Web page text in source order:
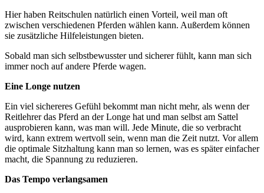
Hier haben Reitschulen natürlich einen Vorteil, weil man oft
zwischen verschiedenen Pferden wählen kann. Außerdem können
sie zusätzliche Hilfeleistungen bieten.
Sobald man sich selbstbewusster und sicherer fühlt, kann man sich
immer noch auf andere Pferde wagen.
Eine Longe nutzen
Ein viel sichereres Gefühl bekommt man nicht mehr, als wenn der
Reitlehrer das Pferd an der Longe hat und man selbst am Sattel
ausprobieren kann, was man will. Jede Minute, die so verbracht
wird, kann extrem wertvoll sein, wenn man die Zeit nutzt. Vor allem
die optimale Sitzhaltung kann man so lernen, was es später einfacher
macht, die Spannung zu reduzieren.
Das Tempo verlangsamen